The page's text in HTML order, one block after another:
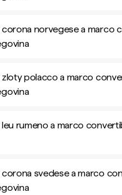
corona norvegese a marco
zloty polacco a marco
leu rumeno a marco
corona svedese a marco